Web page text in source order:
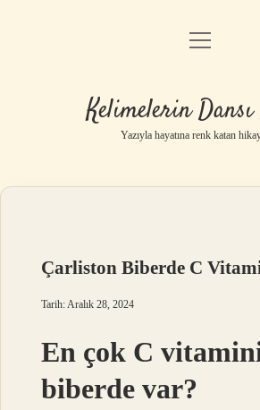
Anasayfa
Yasal Uyarı
menüyü
Kelimelerin
Yazıyla hayatına renk katan
Çarliston Biberde C
Tarih: Aralık 28, 2024
En çok C
biberde var?